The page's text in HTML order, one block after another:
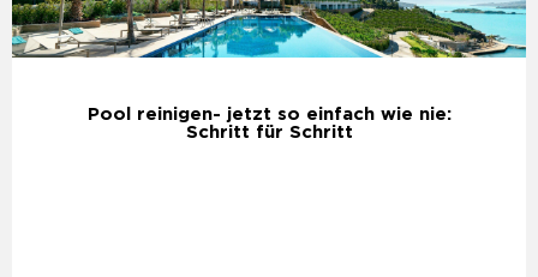
Pool reinigen- jetzt so einfach wie nie:
Schritt für Schritt